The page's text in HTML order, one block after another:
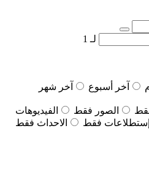
لـ 1
آخر أسبوع
آخر شهر
الصور فقط
الفيديوهات
إستطلاعات فقط الاحداث فقط